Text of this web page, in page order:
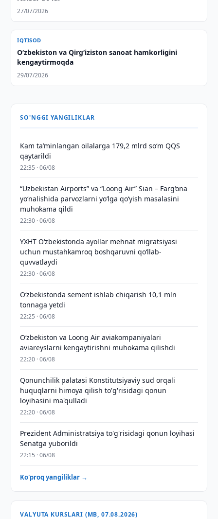
27/07/2026
IQTISOD
Oʻzbekiston va Qirgʻiziston sanoat hamkorligini
kengaytirmoqda
29/07/2026
SO'NGGI YANGILIKLAR
Kam taʼminlangan oilalarga 179,2 mlrd so‘m QQS
qaytarildi
22:35 · 06/08
“Uzbekistan Airports” va “Loong Air” Sian – Farg‘ona
yo‘nalishida parvozlarni yo‘lga qo‘yish masalasini
muhokama qildi
22:30 · 06/08
YXHT O‘zbekistonda ayollar mehnat migratsiyasi
uchun mustahkamroq boshqaruvni qo‘llab-
quvvatlaydi
22:30 · 06/08
O‘zbekistonda sement ishlab chiqarish 10,1 mln
tonnaga yetdi
22:25 · 06/08
Oʻzbekiston va Loong Air aviakompaniyalari
aviareyslarni kengaytirishni muhokama qilishdi
22:20 · 06/08
Qonunchilik palatasi Konstitutsiyaviy sud orqali
huquqlarni himoya qilish to'g'risidagi qonun
loyihasini ma'qulladi
22:20 · 06/08
Prezident Administratsiya to'g'risidagi qonun loyihasi
Senatga yuborildi
22:15 · 06/08
Ko'proq yangiliklar →
VALYUTA KURSLARI (MB, 07.08.2026)